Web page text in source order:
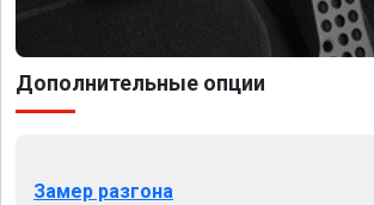
Дополнительные опции
Замер разгона